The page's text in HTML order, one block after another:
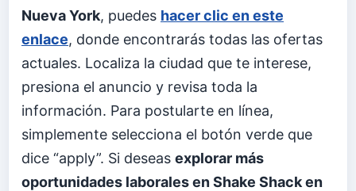
Nueva York, puedes hacer clic en este
enlace, donde encontrarás todas las ofertas
actuales. Localiza la ciudad que te interese,
presiona el anuncio y revisa toda la
información. Para postularte en línea,
simplemente selecciona el botón verde que
dice “apply”. Si deseas explorar más
oportunidades laborales en Shake Shack en